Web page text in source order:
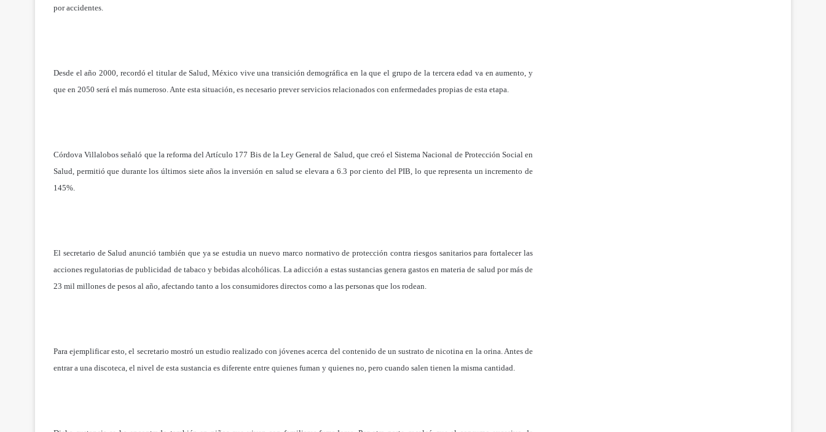
por accidentes.
Desde el año 2000, recordó el titular de Salud, México vive una transición demográfica en la que el grupo de la tercera edad va en aumento, y
que en 2050 será el más numeroso. Ante esta situación, es necesario prever servicios relacionados con enfermedades propias de esta etapa.
Córdova Villalobos señaló que la reforma del Artículo 177 Bis de la Ley General de Salud, que creó el Sistema Nacional de Protección Social en
Salud, permitió que durante los últimos siete años la inversión en salud se elevara a 6.3 por ciento del PIB, lo que representa un incremento de
145%.
El secretario de Salud anunció también que ya se estudia un nuevo marco normativo de protección contra riesgos sanitarios para fortalecer las
acciones regulatorias de publicidad de tabaco y bebidas alcohólicas. La adicción a estas sustancias genera gastos en materia de salud por más de
23 mil millones de pesos al año, afectando tanto a los consumidores directos como a las personas que los rodean.
Para ejemplificar esto, el secretario mostró un estudio realizado con jóvenes acerca del contenido de un sustrato de nicotina en la orina. Antes de
entrar a una discoteca, el nivel de esta sustancia es diferente entre quienes fuman y quienes no, pero cuando salen tienen la misma cantidad.